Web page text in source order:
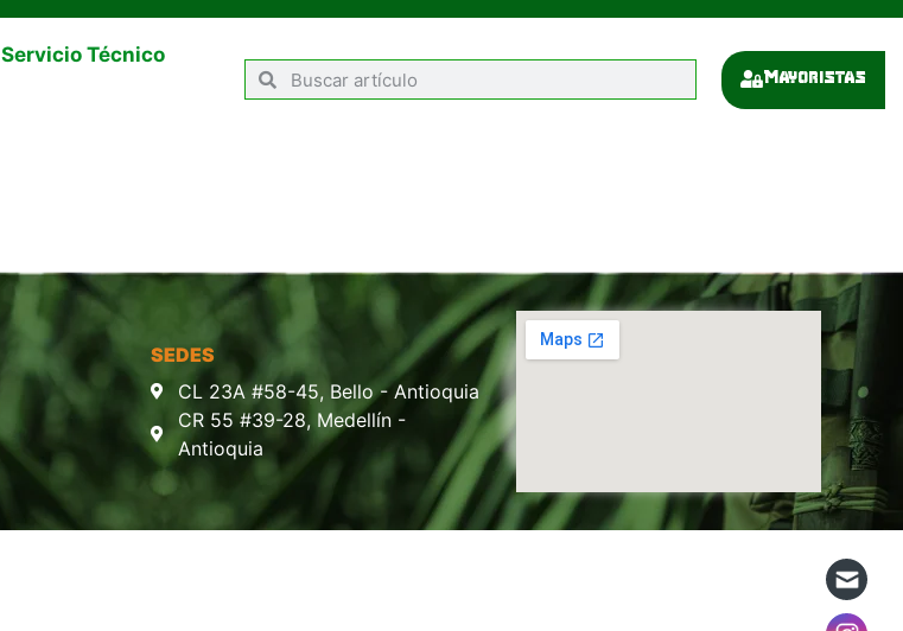
Servicio Técnico
Mayoristas
SEDES
CL 23A #58-45, Bello - Antioquia
CR 55 #39-28, Medellín -
Antioquia